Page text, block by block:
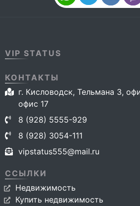
VIP STATUS
КОНТАКТЫ
г. Кисловодск, Тельмана 3,
офис 17
8 (928) 5555-929
8 (928) 3054-111
vipstatus555@mail.ru
ССЫЛКИ
Недвижимость
Купить недвижимость